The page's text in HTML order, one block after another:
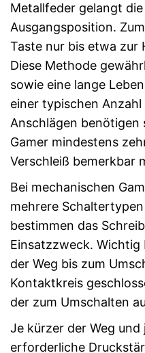
Metallfeder gelangt
Ausgangsposition.
Taste nur bis etwa zur
Diese Methode
sowie eine lange
einer typischen
Anschlägen benötigen
Gamer mindestens
Verschleiß bemerkbar
Bei mechanischen
mehrere
bestimmen das
Einsatzzweck. Wichtig
der Weg bis zum
Kontaktkreis
der zum Umschalten
Je kürzer der Weg und
erforderliche